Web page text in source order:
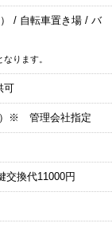
/ 自転車置き場 / バ
ります。
可
）※ 管理会社指定
交換代11000円